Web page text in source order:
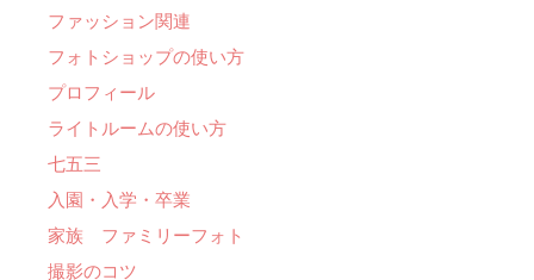
ファッション関連
フォトショップの使い方
プロフィール
ライトルームの使い方
七五三
入園・入学・卒業
家族 ファミリーフォト
撮影のコツ